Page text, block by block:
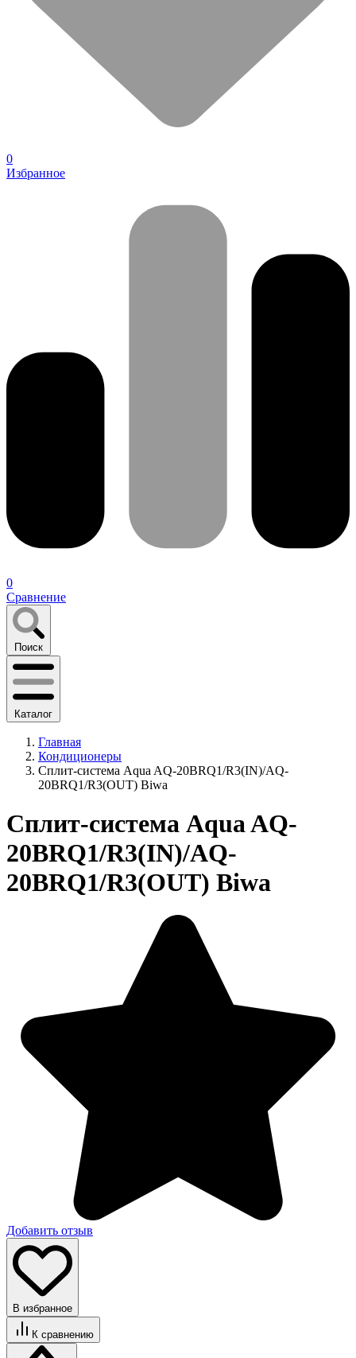
0
Избранное
0
Сравнение
Поиск
Каталог
Главная
Кондиционеры
Сплит-система Aqua AQ-20BRQ1/R3(IN)/AQ-
20BRQ1/R3(OUT) Biwa
Сплит-система Aqua AQ-
20BRQ1/R3(IN)/AQ-
20BRQ1/R3(OUT) Biwa
Добавить отзыв
В избранное
К сравнению